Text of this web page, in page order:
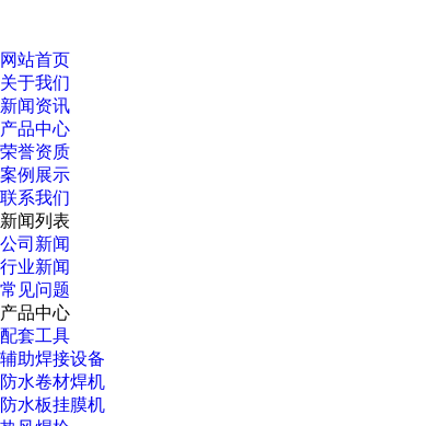
网站首页
关于我们
新闻资讯
产品中心
荣誉资质
案例展示
联系我们
新闻列表
公司新闻
行业新闻
常见问题
产品中心
配套工具
辅助焊接设备
防水卷材焊机
防水板挂膜机